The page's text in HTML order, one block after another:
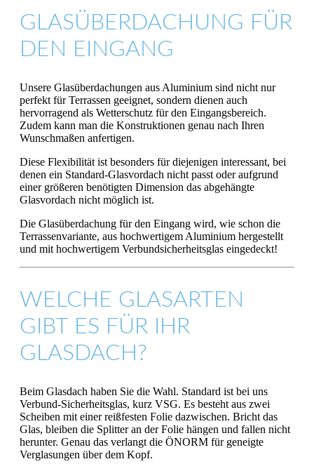
GLASÜBERDACHUNG FÜR
DEN EINGANG
Unsere Glasüberdachungen aus Aluminium sind nicht nur
perfekt für Terrassen geeignet, sondern dienen auch
hervorragend als Wetterschutz für den Eingangsbereich.
Zudem kann man die Konstruktionen genau nach Ihren
Wunschmaßen anfertigen.
Diese Flexibilität ist besonders für diejenigen interessant, bei
denen ein Standard-Glasvordach nicht passt oder aufgrund
einer größeren benötigten Dimension das abgehängte
Glasvordach nicht möglich ist.
Die Glasüberdachung für den Eingang wird, wie schon die
Terrassenvariante, aus hochwertigem Aluminium hergestellt
und mit hochwertigem Verbundsicherheitsglas eingedeckt!
WELCHE GLASARTEN
GIBT ES FÜR IHR
GLASDACH?
Beim Glasdach haben Sie die Wahl. Standard ist bei uns
Verbund-Sicherheitsglas, kurz VSG. Es besteht aus zwei
Scheiben mit einer reißfesten Folie dazwischen. Bricht das
Glas, bleiben die Splitter an der Folie hängen und fallen nicht
herunter. Genau das verlangt die ÖNORM für geneigte
Verglasungen über dem Kopf.